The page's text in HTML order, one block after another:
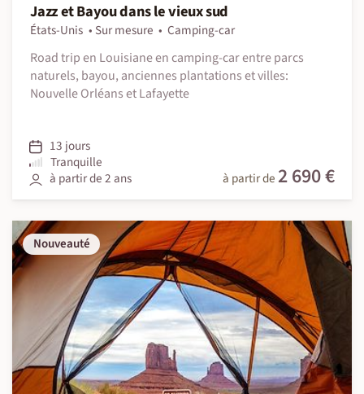
Jazz et Bayou dans le vieux sud
États-Unis Sur mesure
Camping-car
Road trip en Louisiane en camping-car entre parcs
naturels, bayou, anciennes plantations et villes:
Nouvelle Orléans et Lafayette
13 jours
Tranquille
à partir de 2 ans
à partir de 2 690 €
Nouveauté